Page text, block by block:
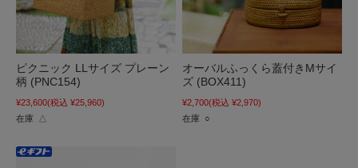
ピクニック LLサイズ プレーン
柄 (PNC154)
¥23,600(税込 ¥25,960)
在庫 △
オーバルふっくら蓋付きMサイ
ズ (BOX411)
¥2,700(税込 ¥2,970)
在庫 ○